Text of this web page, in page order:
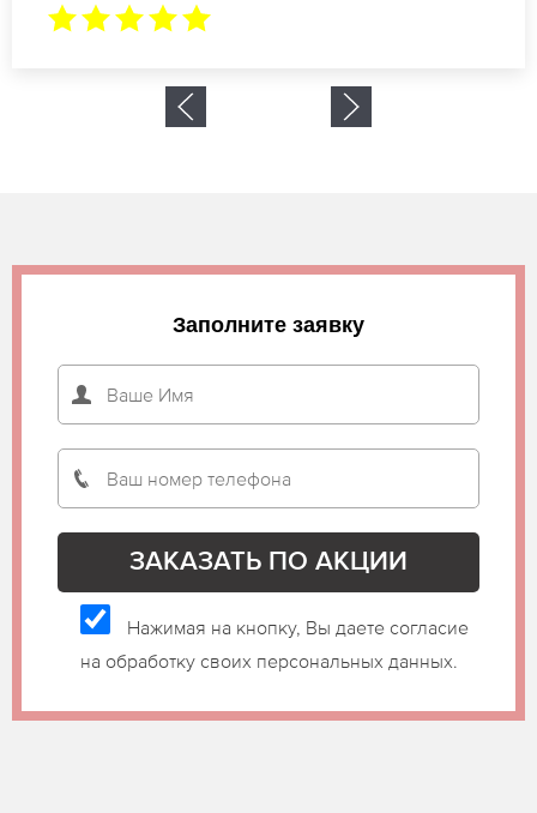
Заполните заявку
Нажимая на кнопку, Вы даете согласие
на обработку своих персональных данных.